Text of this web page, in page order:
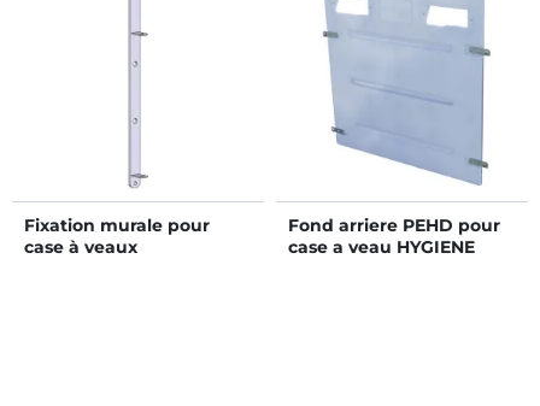
Fixation murale pour
case à veaux
Fond arriere PEHD pour
case a veau HYGIENE